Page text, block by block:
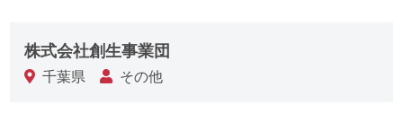
株式会社創生事業団
千葉県 その他